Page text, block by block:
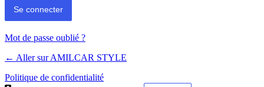
Mot de passe oublié ?
← Aller sur AMILCAR STYLE
Politique de confidentialité